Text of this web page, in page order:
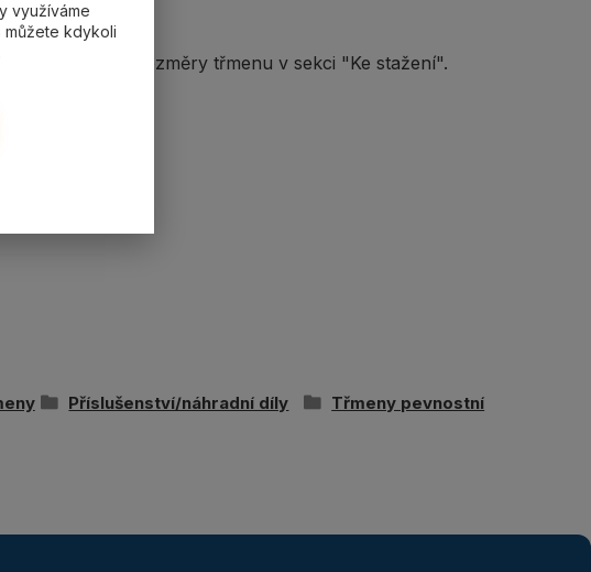
kg pozink. Rozměry třmenu v sekci "Ke stažení".
Příslušenství/náhradní díly Třmeny pevnostní
využíváme
kdykoli